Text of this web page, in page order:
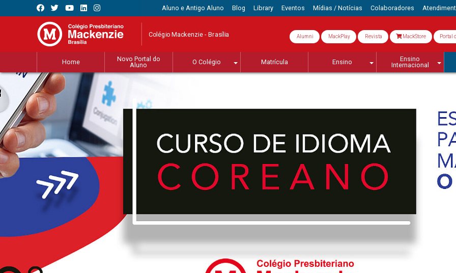
Aluno e Antigo Aluno Blog Library Eventos Mídias / Notícias Colaboradores
Colégio Mackenzie - Brasília Alumni MackPlay Revista MackStore Portal
Home
Novo Portal do
Aluno
O Colégio Matrícula Ensino
Ensino
Internacional